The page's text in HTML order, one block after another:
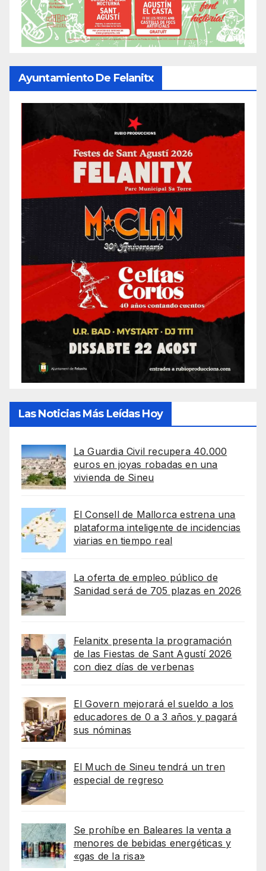
Ayuntamiento De Felanitx
Las Noticias Más Leídas Hoy
La Guardia Civil recupera 40.000
euros en joyas robadas en una
vivienda de Sineu
El Consell de Mallorca estrena una
plataforma inteligente de incidencias
viarias en tiempo real
La oferta de empleo público de
Sanidad será de 705 plazas en 2026
Felanitx presenta la programación
de las Fiestas de Sant Agustí 2026
con diez días de verbenas
El Govern mejorará el sueldo a los
educadores de 0 a 3 años y pagará
sus nóminas
El Much de Sineu tendrá un tren
especial de regreso
Se prohíbe en Baleares la venta a
menores de bebidas energéticas y
«gas de la risa»